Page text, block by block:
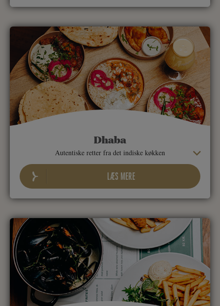
Dhaba
Autentiske retter fra det indiske køkken
LÆS MERE